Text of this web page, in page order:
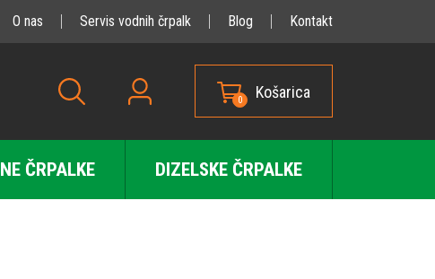
O nas Servis vodnih črpalk Blog Kontakt
0 Košarica
ČRPALKE DIZELSKE ČRPALKE